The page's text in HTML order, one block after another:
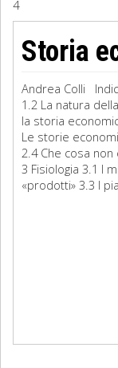
Filosofia
Storia
Matematica
Diritto
4
Storia
Andrea Colli
1.2 La natura
la storia
Le storie
2.4 Che cosa
3 Fisiologia 3.1 I
«prodotti» 3.3 I